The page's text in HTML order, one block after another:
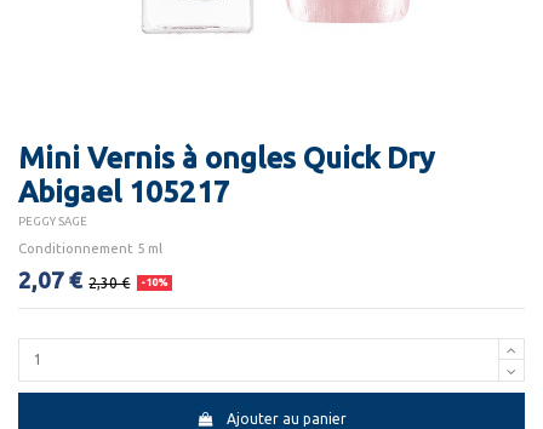
Mini Vernis à ongles Quick Dry
Abigael 105217
PEGGY SAGE
Conditionnement 5 ml
2,07 € 2,30 € -10%
Ajouter au panier